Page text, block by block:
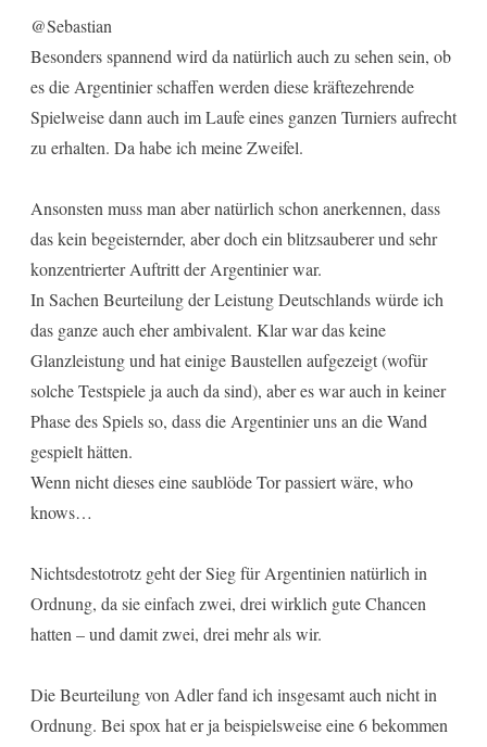
@Sebastian
Besonders spannend wird da natürlich auch zu sehen sein, ob
es die Argentinier schaffen werden diese kräftezehrende
Spielweise dann auch im Laufe eines ganzen Turniers aufrecht
zu erhalten. Da habe ich meine Zweifel.
Ansonsten muss man aber natürlich schon anerkennen, dass
das kein begeisternder, aber doch ein blitzsauberer und sehr
konzentrierter Auftritt der Argentinier war.
In Sachen Beurteilung der Leistung Deutschlands würde ich
das ganze auch eher ambivalent. Klar war das keine
Glanzleistung und hat einige Baustellen aufgezeigt (wofür
solche Testspiele ja auch da sind), aber es war auch in keiner
Phase des Spiels so, dass die Argentinier uns an die Wand
gespielt hätten.
Wenn nicht dieses eine saublöde Tor passiert wäre, who
knows…
Nichtsdestotrotz geht der Sieg für Argentinien natürlich in
Ordnung, da sie einfach zwei, drei wirklich gute Chancen
hatten – und damit zwei, drei mehr als wir.
Die Beurteilung von Adler fand ich insgesamt auch nicht in
Ordnung. Bei spox hat er ja beispielsweise eine 6 bekommen